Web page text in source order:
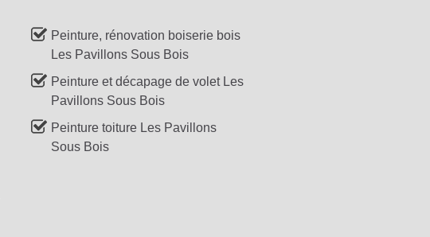
Peinture, rénovation boiserie bois
Les Pavillons Sous Bois
Peinture et décapage de volet Les
Pavillons Sous Bois
Peinture toiture Les Pavillons
Sous Bois